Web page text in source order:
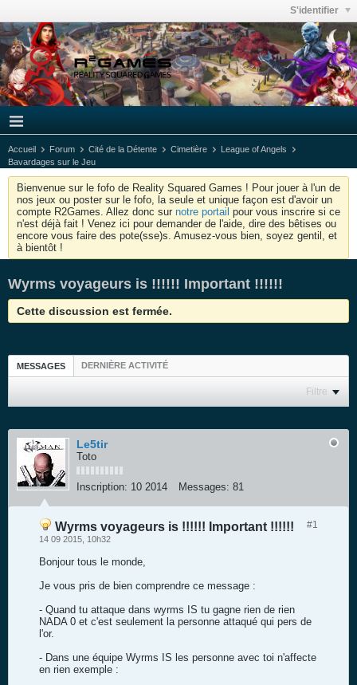
S'identifier
Accueil Forum Cité de la Détente Cimetière
League of Angels
Bavardages sur le Jeu
Bienvenue sur le fofo de Reality Squared Games ! Pour jouer à l'un de
nos jeux ou poster sur le fofo, la seule et unique façon est d'avoir un
compte R2Games. Allez donc sur notre portail pour vous inscrire si ce
n'est déjà fait ! Venez ici pour demander de l'aide, dire des bêtises ou
encore vous faire des pote(sse)s. Amusez-vous bien, soyez gentil, et
à bientôt !
Wyrms voyageurs is !!!!!! Important !!!!!!
Cette discussion est fermée.
MESSAGES DERNIÈRE ACTIVITÉ
Filtre
Le5tir
Toto
Inscription: 10 2014 Messages: 81
#1
Wyrms voyageurs is !!!!!! Important !!!!!!
14 09 2015, 10h32
Bonjour tous le monde,
Je vous pris de bien comprendre ce message :
- Quand tu attaque dans wyrms IS tu gagne rien de rien
NADA 0 et c'est seulement la personne attaqué qui pers de
l'or.
- Dans une équipe Wyrms IS les personne avec toi n'affecte
en rien exemple :